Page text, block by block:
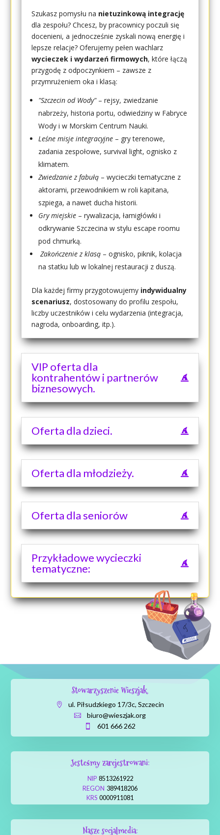
Szukasz pomysłu na nietuzinkową integrację
dla zespołu? Chcesz, by pracownicy poczuli się
docenieni, a jednocześnie zyskali nową energię i
lepsze relacje? Oferujemy pełen wachlarz
wycieczek i wydarzeń firmowych, które łączą
przygodę z odpoczynkiem – zawsze z
przymrużeniem oka i klasą:
"Szczecin od Wody"– rejsy, zwiedzanie
nabrzeży, historia portu, odwiedziny w Fabryce
Wody i w Morskim Centrum Nauki.
Leśne misje integracyjne – gry terenowe,
zadania zespołowe, survival light, ognisko z
klimatem.
Zwiedzanie z fabułą – wycieczki tematyczne z
aktorami, przewodnikiem w roli kapitana,
szpiega, a nawet ducha historii.
Gry miejskie – rywalizacja, łamigłówki i
odkrywanie Szczecina w stylu escape roomu
pod chmurką.
Zakończenie z klasą – ognisko, piknik, kolacja
na statku lub w lokalnej restauracji z duszą.
Dla każdej firmy przygotowujemy indywidualny
scenariusz, dostosowany do profilu zespołu,
liczby uczestników i celu wydarzenia (integracja,
nagroda, onboarding, itp.).
VIP oferta dla
kontrahentów i partnerów
biznesowych.
Oferta dla dzieci.
Oferta dla młodzieży.
Oferta dla seniorów
Przykładowe wycieczki
tematyczne:
Stowarzyszenie Wieszjak
 ul. Piłsudzkiego 17/3c, Szczecin
 biuro@wieszjak.org
 601 666 262
Jesteśmy zarejestrowani:
NIP 8513261922
REGON 389418206
KRS 0000911081
Nasze socjalmedia: